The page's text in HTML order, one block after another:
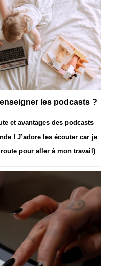
les podcasts ?
et avantages des podcasts
! J’adore les écouter car je
pour aller à mon travail)